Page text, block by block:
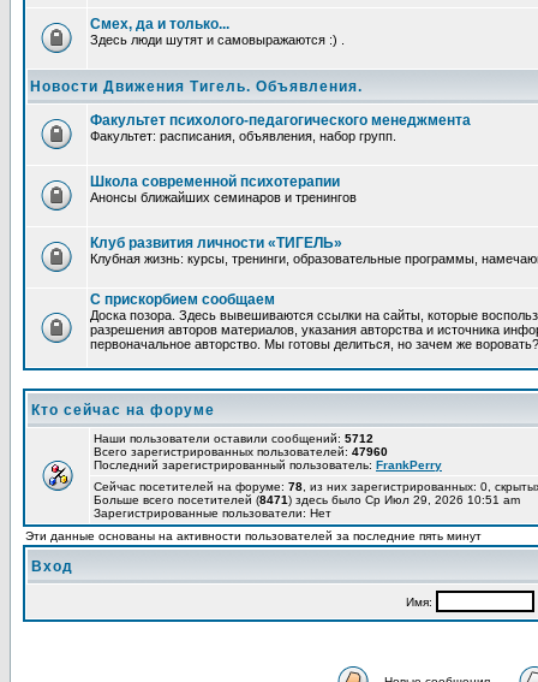
Смех, да и только...
Здесь люди шутят и самовыражаются :) .
Новости Движения Тигель. Объявления.
Факультет психолого-педагогического менеджмента
Факультет: расписания, объявления, набор групп.
Школа современной психотерапии
Анонсы ближайших семинаров и тренингов
Клуб развития личности «ТИГЕЛЬ»
Клубная жизнь: курсы, тренинги, образовательные программы,
С прискорбием сообщаем
Доска позора. Здесь вывешиваются ссылки на сайты, которые
разрешения авторов материалов, указания авторства и источника
первоначальное авторство. Мы готовы делиться, но зачем же воровать?
Кто сейчас на форуме
Наши пользователи оставили сообщений: 5712
Всего зарегистрированных пользователей: 47960
Последний зарегистрированный пользователь: FrankPerry
Сейчас посетителей на форуме: 78 , из них зарегистрированных: 0,
Больше всего посетителей (8471) здесь было Ср Июл 29, 2026 10:51 am
Зарегистрированные пользователи: Нет
Эти данные основаны на активности пользователей за последние пять минут
Вход
Имя: